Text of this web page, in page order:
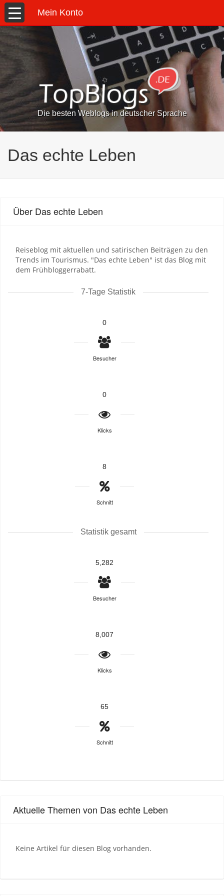
Mein Konto
Die besten Weblogs in deutscher Sprache
Das echte Leben
Über Das echte Leben
Reiseblog mit aktuellen und satirischen Beiträgen zu den
Trends im Tourismus. "Das echte Leben" ist das Blog mit
dem Frühbloggerrabatt.
7-Tage Statistik
0
Besucher
0
Klicks
8
Schnitt
Statistik gesamt
5,282
Besucher
8,007
Klicks
65
Schnitt
Aktuelle Themen von Das echte Leben
Keine Artikel für diesen Blog vorhanden.